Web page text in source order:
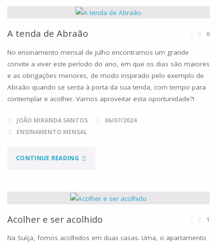
ESPAÇO
DA
TUA
TENDA"
A tenda de Abraão 0
No ensinamento mensal de julho encontramos um grande
convite a viver este período do ano, em que os dias são maiores
e as obrigações menores, de modo inspirado pelo exemplo de
Abraão quando se senta à porta da sua tenda, com tempo para
contemplar e acolher. Vamos aproveitar esta oportunidade?!
JOÃO MIRANDA SANTOS
06/07/2024
ENSINAMENTO MENSAL
CONTINUE READING"A
DE
ABRAÃO"
Acolher e ser acolhido 1
Na Suíça, fomos acolhidos em duas casas. Uma, o apartamento